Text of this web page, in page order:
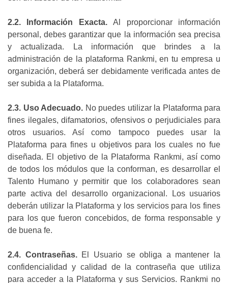
2.2. Información Exacta.Al proporcionar información
personal, debes garantizar que la información sea precisa
y actualizada. La información que brindes a la
administración de la plataforma Rankmi, en tu empresa u
organización, deberá ser debidamente verificada antes de
ser subida a la Plataforma.
2.3. Uso Adecuado. No puedes utilizar la Plataforma para
fines ilegales, difamatorios, ofensivos o perjudiciales para
otros usuarios. Así como tampoco puedes usar la
Plataforma para fines u objetivos para los cuales no fue
diseñada. El objetivo de la Plataforma Rankmi, así como
de todos los módulos que la conforman, es desarrollar el
Talento Humano y permitir que los colaboradores sean
parte activa del desarrollo organizacional. Los usuarios
deberán utilizar la Plataforma y los servicios para los fines
para los que fueron concebidos, de forma responsable y
de buena fe.
2.4. Contraseñas.El Usuario se obliga a mantener la
confidencialidad y calidad de la contraseña que utiliza
para acceder a la Plataforma y sus Servicios. Rankmi no